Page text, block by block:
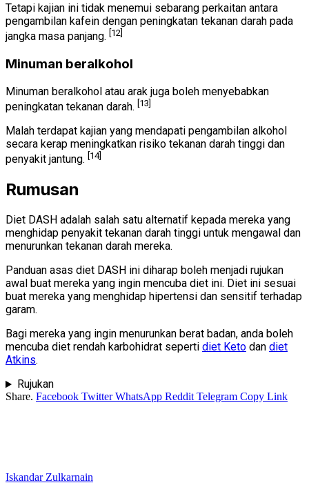
Tetapi kajian ini tidak menemui sebarang perkaitan antara
pengambilan kafein dengan peningkatan tekanan darah pada
jangka masa panjang. [12]
Minuman beralkohol
Minuman beralkohol atau arak juga boleh menyebabkan
peningkatan tekanan darah. [13]
Malah terdapat kajian yang mendapati pengambilan alkohol
secara kerap meningkatkan risiko tekanan darah tinggi dan
penyakit jantung. [14]
Rumusan
Diet DASH adalah salah satu alternatif kepada mereka yang
menghidap penyakit tekanan darah tinggi untuk mengawal dan
menurunkan tekanan darah mereka.
Panduan asas diet DASH ini diharap boleh menjadi rujukan
awal buat mereka yang ingin mencuba diet ini. Diet ini sesuai
buat mereka yang menghidap hipertensi dan sensitif terhadap
garam.
Bagi mereka yang ingin menurunkan berat badan, anda boleh
mencuba diet rendah karbohidrat seperti diet Keto dan diet
Atkins.
Rujukan
Share. Facebook Twitter WhatsApp Reddit Telegram Copy Link
Iskandar Zulkarnain